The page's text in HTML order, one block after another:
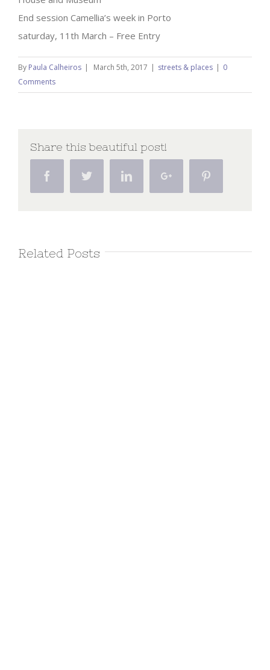
End session Camellia’s week in Porto
saturday, 11th March – Free Entry
By Paula Calheiros | March 5th, 2017 | streets & places | 0
Comments
Share this beautiful post!
Facebook Twitter LinkedinGoogle+
Related Posts